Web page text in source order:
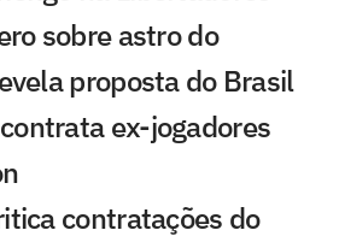
sobre astro do
proposta do Brasil
ex-jogadores
contratações do